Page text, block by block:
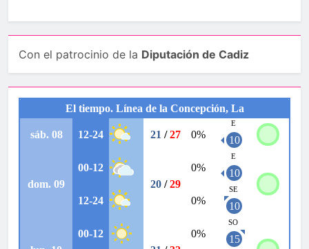
Con el patrocinio de la Diputación de Cadiz